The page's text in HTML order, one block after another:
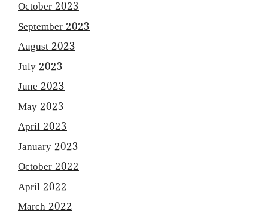
October 2023
September 2023
August 2023
July 2023
June 2023
May 2023
April 2023
January 2023
October 2022
April 2022
March 2022